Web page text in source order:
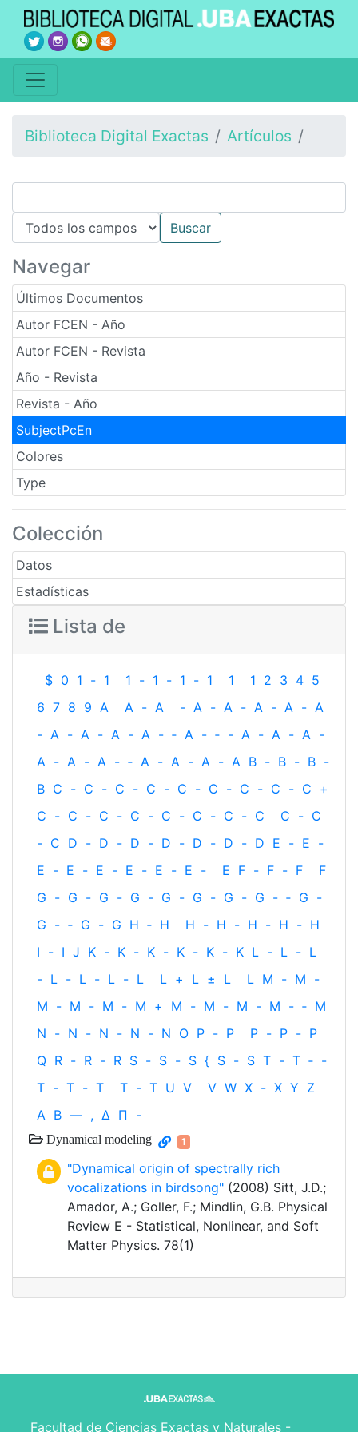
Biblioteca Digital Exactas Artículos
Navegar
Últimos Documentos
Autor FCEN - Año
Autor FCEN - Revista
Año - Revista
Revista - Año
SubjectPcEn
Colores
Type
Colección
Datos
Estadísticas
Lista de
$ 0 1 - 1 1 - 1 - 1 - 1 1 1 2 3 4 5
6 7 8 9 A A - A - A - A - A - A - A
- A - A - A - A - ‐ A - ‐ - A - A - A -
A - A - A - ‐ A - A - A - A B - B - B -
B C - C - C - C - C - C - C - C - C +
C - C - C - C - C - C - C - C C - C
- C D - D - D - D - D - D - D E - E -
E - E - E - E - E - E - E F - F - F
F
G - G - G - G - G - G - G - G - ‐ G -
G - ‐ G - G H ‐ H H - H - H - H - H
I - I J K - K - K - K - K - K L - L - L
- L - L - L - L L + L ± L L M - M -
M - M - M - M + M - M - M - M - ‐ M
N - N - N - N - N O P - P P - P - P
Q R - R - R S - S - S { S - S T - T ‐ -
T - T - T T - T U V V W X - X Y Z
Α Β — , Δ Π -
Dynamical modeling 1
"Dynamical origin of spectrally rich
vocalizations in birdsong" (2008) Sitt, J.D.;
Amador, A.; Goller, F.; Mindlin, G.B. Physical
Review E - Statistical, Nonlinear, and Soft
Matter Physics. 78(1)
Facultad de Ciencias Exactas y Naturales -